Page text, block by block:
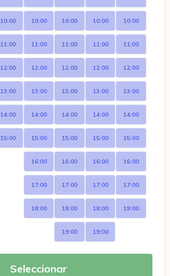
10:00
11:00
12:00
13:00
14:00
15:00
10:00
11:00
12:00
13:00
14:00
15:00
16:00
17:00
18:00
10:00
11:00
12:00
13:00
14:00
15:00
16:00
17:00
18:00
19:00
10:00
11:00
12:00
13:00
14:00
15:00
16:00
17:00
18:00
19:00
10:00
11:00
12:00
13:00
14:00
15:00
16:00
17:00
19:00
Seleccionar